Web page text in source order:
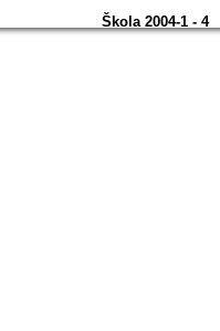
Škola 2004-1 - 4